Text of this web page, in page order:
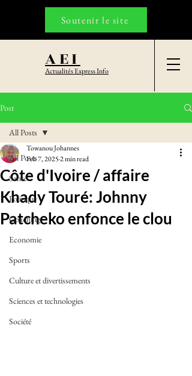
AEI
Actualités Express Info
Soutenir le site
Post
All Posts
Santé
Politique
Coaching
Economie
Sports
Culture et divertissements
Sciences et technologies
Société
All Posts
Côte d'Ivoire / affaire
Khady Touré: Johnny
Patcheko enfonce le clou
Towanou Johannes
Feb 7, 20252 min read